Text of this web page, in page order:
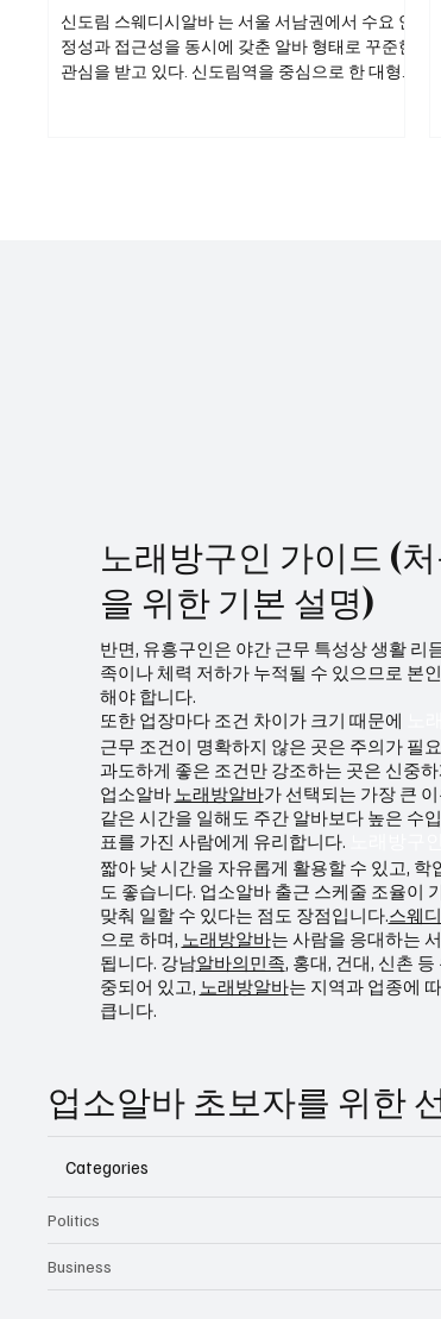
신도림 스웨디시알바 는 서울 서남권에서 수요 안
정성과 접근성을 동시에 갖춘 알바 형태로 꾸준한
관심을 받고 있다. 신도림역을 중심으로 한 대형
노래방구인 가이드 (
을 위한 기본 설명)
반면, 유흥구인은 야간 근무 특성상 생활 리
족이나 체력 저하가 누적될 수 있으므로 본
해야 합니다.
또한 업장마다 조건 차이가 크기 때문에
근무 조건이 명확하지 않은 곳은 주의가 필
과도하게 좋은 조건만 강조하는 곳은 신중
업소알바 노래방알바가 선택되는 가장 큰
같은 시간을 일해도 주간 알바보다 높은 수
표를 가진 사람에게 유리합니다.
짧아 낮 시간을 자유롭게 활용할 수 있고,
도 좋습니다. 업소알바 출근 스케줄 조율이
맞춰 일할 수 있다는 점도 장점입니다.스웨
으로 하며, 노래방알바는 사람을 응대하는
됩니다. 강남알바의민족, 홍대, 건대, 신촌
중되어 있고, 노래방알바는 지역과 업종에
큽니다.
업소알바 초보자를 위한
Categories
Politics
Business